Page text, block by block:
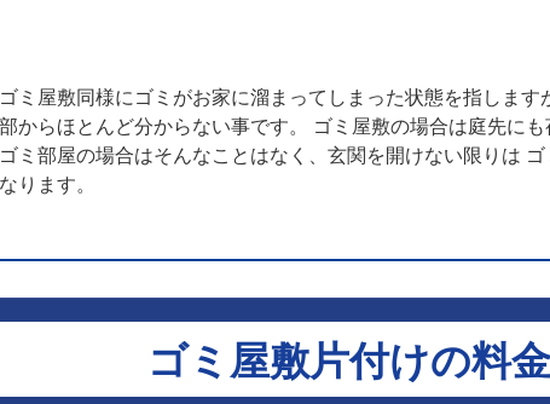
ミ屋敷同様にゴミがお家に溜まってしまった状態を指しま
からほとんど分からない事です。 ゴミ屋敷の場合は庭先に
ミ部屋の場合はそんなことはなく、玄関を開けない限りは
ります。
ゴミ屋敷片付けの料金